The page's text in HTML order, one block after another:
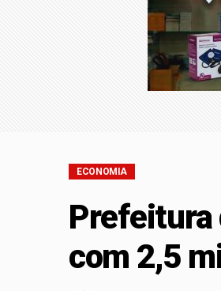
ECONOMIA
Prefeitura
com 2,5